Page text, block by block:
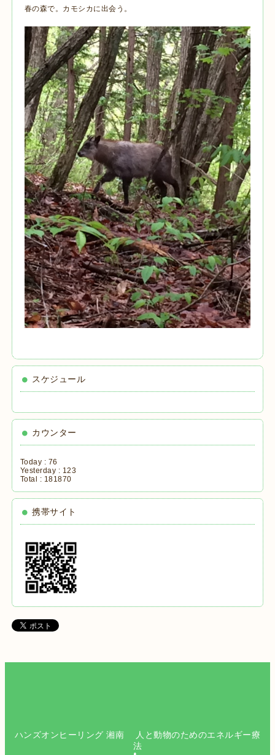
春の森で。カモシカに出会う。
スケジュール
カウンター
Today : 76
Yesterday : 123
Total : 181870
携帯サイト
ハンズオンヒーリング 湘南 人と動物のためのエネルギー療
法